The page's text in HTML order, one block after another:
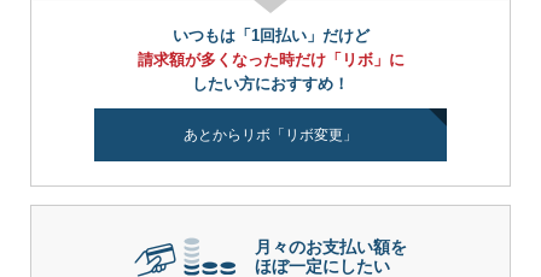
いつもは「1回払い」だけど
請求額が多くなった時だけ「リボ」に
したい方におすすめ！
あとからリボ「リボ変更」
月々のお支払い額を
ほぼ一定にしたい